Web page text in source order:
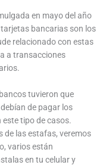
en mayo del año
bancarias son los
relacionado con estas
a transacciones
tuvieron que
de pagar los
tipo de casos.
de las estafas, veremos
varios están
en tu celular y